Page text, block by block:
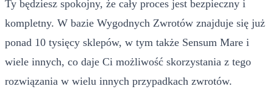
Ty będziesz spokojny, że cały proces jest bezpieczny i
kompletny. W bazie Wygodnych Zwrotów znajduje się już
ponad 10 tysięcy sklepów, w tym także Sensum Mare i
wiele innych, co daje Ci możliwość skorzystania z tego
rozwiązania w wielu innych przypadkach zwrotów.